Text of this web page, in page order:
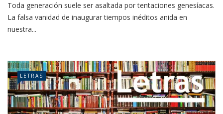
Toda generación suele ser asaltada por tentaciones genesíacas.
La falsa vanidad de inaugurar tiempos inéditos anida en
nuestra...
LETRAS